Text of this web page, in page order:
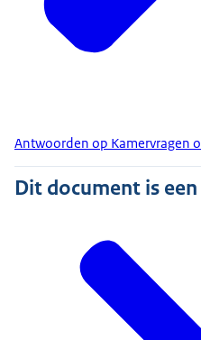
Antwoorden op Kamervragen
Dit document is